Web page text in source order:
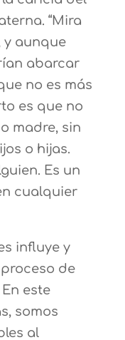
“Mira
y aunque
abarcar
no es más
es que no
madre, sin
o hijas.
Es un
cualquier
influye y
de
este
somos
al